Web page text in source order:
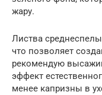
жару.
Листва
что позволяет
рекомендую
эффект
менее капризны в